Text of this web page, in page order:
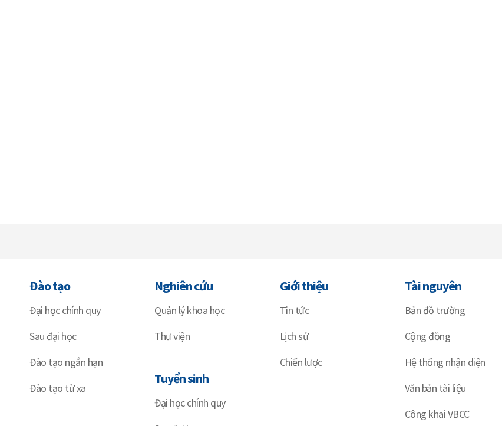
Đào tạo
Đại học chính quy
Sau đại học
Đào tạo ngắn hạn
Đào tạo từ xa
Nghiên cứu
Quản lý khoa học
Thư viện
Tuyển sinh
Đại học chính quy
Giới thiệu
Tin tức
Lịch sử
Chiến lược
Tài nguyên
Bản đồ trường
Cộng đồng
Hệ thống nhận diện
Văn bản tài liệu
Công khai VBCC